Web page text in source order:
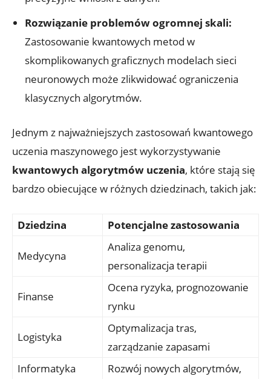
Rozwiązanie problemów ogromnej skali:
Zastosowanie kwantowych metod w
skomplikowanych graficznych modelach sieci
neuronowych może zlikwidować ograniczenia
klasycznych algorytmów.
Jednym z najważniejszych zastosowań kwantowego
uczenia maszynowego jest wykorzystywanie
kwantowych algorytmów uczenia, które stają się
bardzo obiecujące w różnych dziedzinach, takich jak:
Dziedzina Potencjalne zastosowania
Medycyna
Analiza genomu,
personalizacja terapii
Finanse
Ocena ryzyka, prognozowanie
rynku
Logistyka
Optymalizacja tras,
zarządzanie zapasami
Informatyka
Rozwój nowych algorytmów,